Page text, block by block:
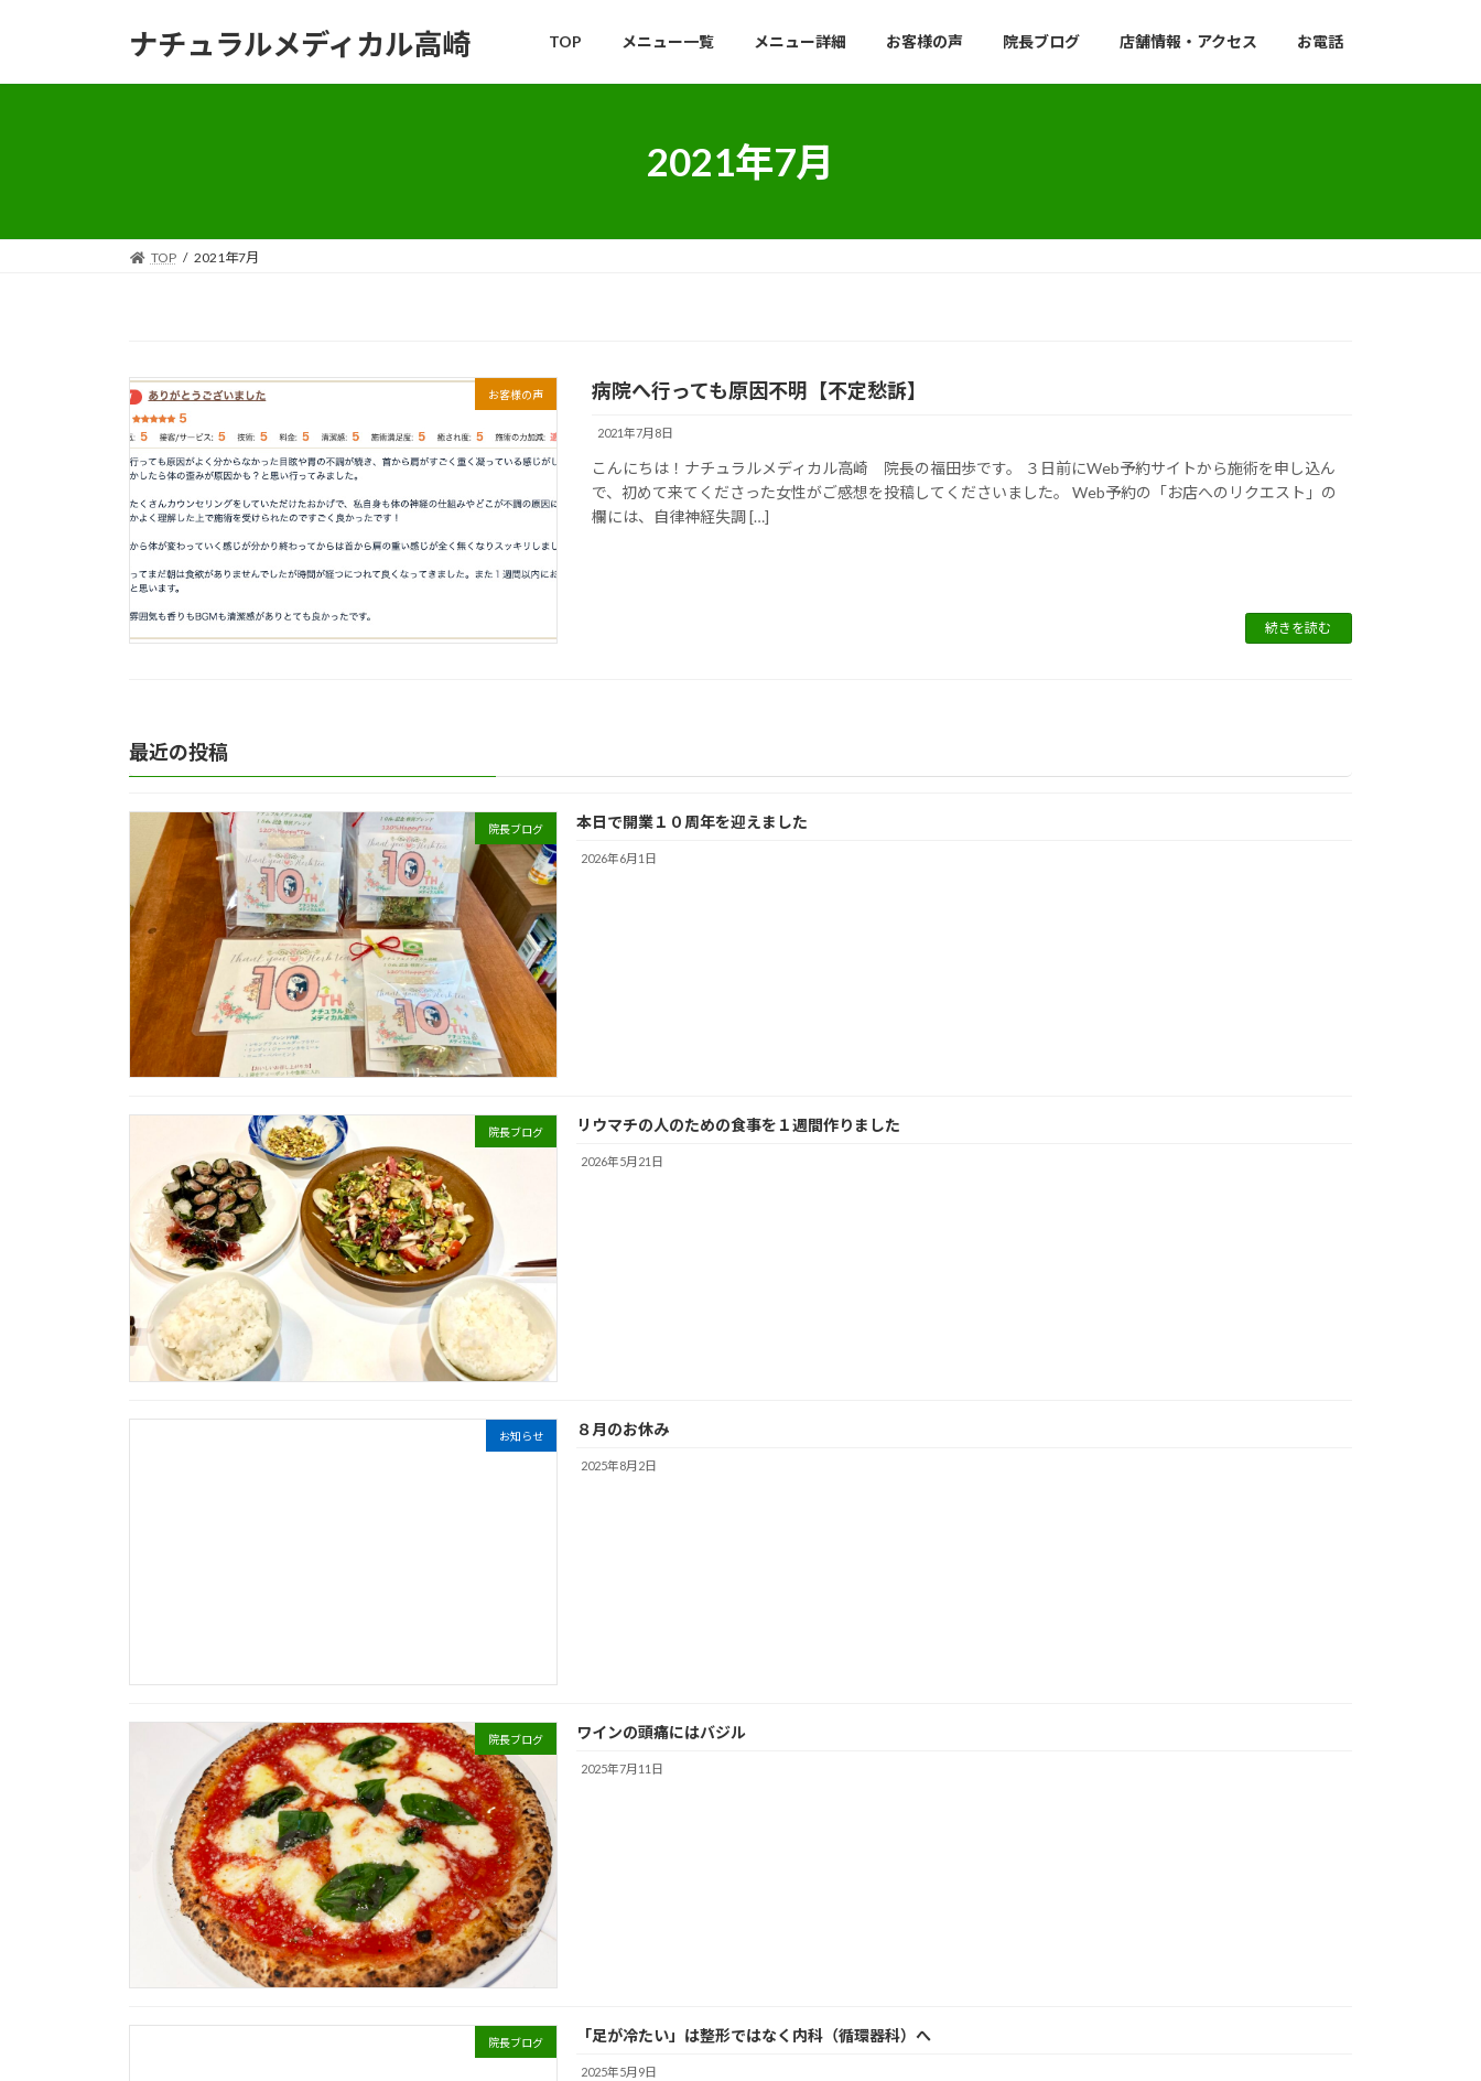
ナチュラルメディカル高崎 TOP メニュー一覧 メニュー詳細 お客様の声 院長ブログ 店舗情報・アクセス お電話
2021年7月
TOP 2021年7月
お客様の声 病院へ行っても原因不明【不定愁訴】
2021年7月8日
こんにちは！ナチュラルメディカル高崎 院長の福田歩です。 ３日前にWeb予約サイトから施術を申し込ん
で、初めて来てくださった女性がご感想を投稿してくださいました。 Web予約の「お店へのリクエスト」の
欄には、自律神経失調 […]
続きを読む
最近の投稿
院長ブログ 本日で開業１０周年を迎えました
2026年6月1日
院長ブログ リウマチの人のための食事を１週間作りました
2026年5月21日
お知らせ ８月のお休み
2025年8月2日
院長ブログ ワインの頭痛にはバジル
2025年7月11日
院長ブログ 「足が冷たい」は整形ではなく内科（循環器科）へ
2025年5月9日